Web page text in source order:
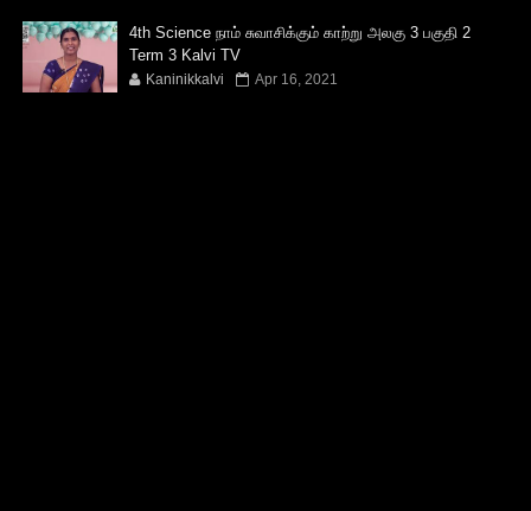
4th Science நாம் சுவாசிக்கும் காற்று அலகு 3 பகுதி 2
Term 3 Kalvi TV
Kaninikkalvi Apr 16, 2021